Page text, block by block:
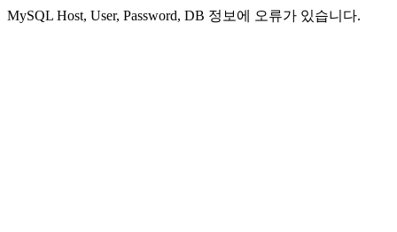
MySQL Host, User, Password, DB 정보에 오류가 있습니다.